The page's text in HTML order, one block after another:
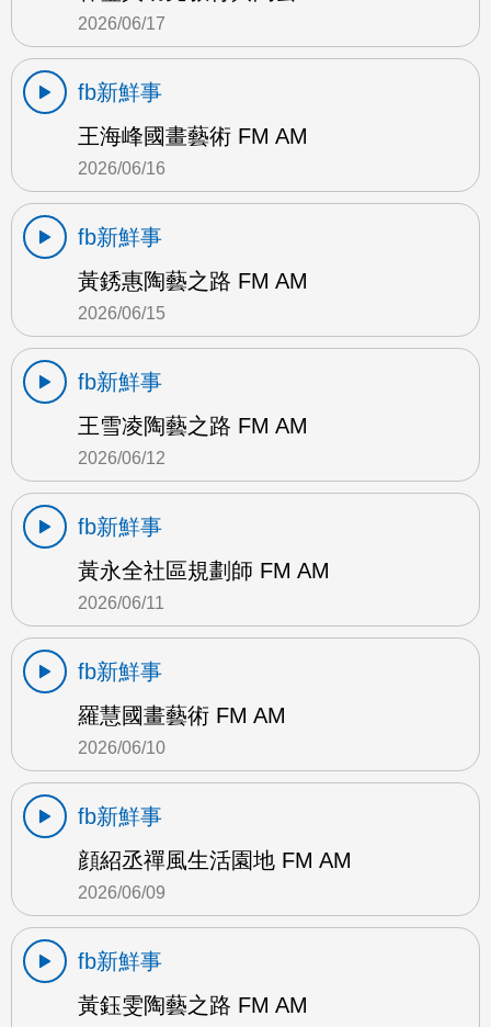
2026/06/17
fb新鮮事
王海峰國畫藝術 FM AM
2026/06/16
fb新鮮事
黃銹惠陶藝之路 FM AM
2026/06/15
fb新鮮事
王雪凌陶藝之路 FM AM
2026/06/12
fb新鮮事
黃永全社區規劃師 FM AM
2026/06/11
fb新鮮事
羅慧國畫藝術 FM AM
2026/06/10
fb新鮮事
顔紹丞禪風生活園地 FM AM
2026/06/09
fb新鮮事
黃鈺雯陶藝之路 FM AM